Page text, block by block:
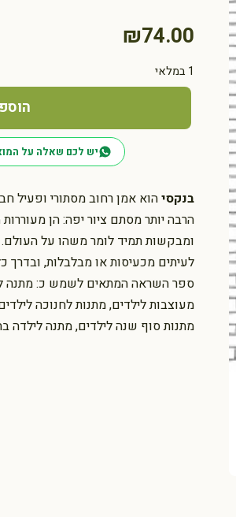
₪74.00
בנקסיהוא אמן רחוב מסתורי ופעיל
הרבה יותר מסתם ציור יפה: הן
ומבקשות תמיד לומר משהו על
לעיתים מכעיסות או מבלבלות,
ספר השראה המתאים לשמש כ: מתנה
מעוצבות לילדים, מתנות לחנוכה
מתנות סוף שנה לילדים, מתנה לילדה בת 7, משלוח מתנות
1 במלאי
של
האיש
שצייר
על
קירות
ולא
הצטער
יש לכם שאלה על